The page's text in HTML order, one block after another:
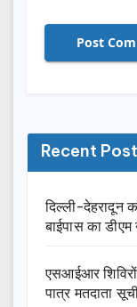
Recent
दिल्ली-देहरादून
बाईपास का डीएम
एसआईआर शिविरों
पात्र मतदाता